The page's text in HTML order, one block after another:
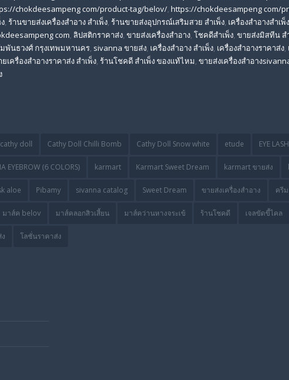
chokdeesampeng com/product-tag/belov/, https://chokdeesampeng com/
, ร้านขายส่งเครื่องสําอาง สําเพ็ง, ร้านขายส่งอุปกรณ์เสริมสวย สําเพ็ง, เครื่องสำอางสำเพ็ง
com, ลิปสติกราคาส่ง, ขายส่งเครื่องสำอาง, โชคดีสำเพ็ง, ขายส่งมิสทีน สํ
พันธวงศ์ กรุงเทพมหานคร, sivanna ขายส่ง, เครื่องสําอาง สําเพ็ง, เครื่องสําอางราคาส่ง,
เครื่องสําอางราคาส่ง สําเพ็ง, ร้านโชคดี สําเพ็ง ของแท้ไหม, ขายส่งเครื่องสําอาง
cathy doll Cathy Doll Chilli Bomb Cathy Doll Snow white etude EYE
EYEBROW (6 COLORS) karmart Karmart Sweet Dream karmart ขายส่ง
aloe Pibamy sivanna catalog Sweet Dream ขายส่งเครื่องสำอาง ครี
มาส์ค belov มาส์คลอกสิวเสี้ยน มาส์คว่านหางจระเข้ ร้านโชคดี เจลขัดขี้ไคล
โลชั่นราคาส่ง